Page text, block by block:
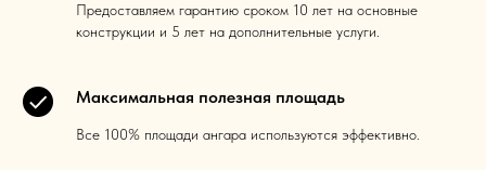
Предоставляем гарантию сроком 10 лет на основные
конструкции и 5 лет на дополнительные услуги.
Максимальная полезная площадь
Все 100% площади ангара используются эффективно.